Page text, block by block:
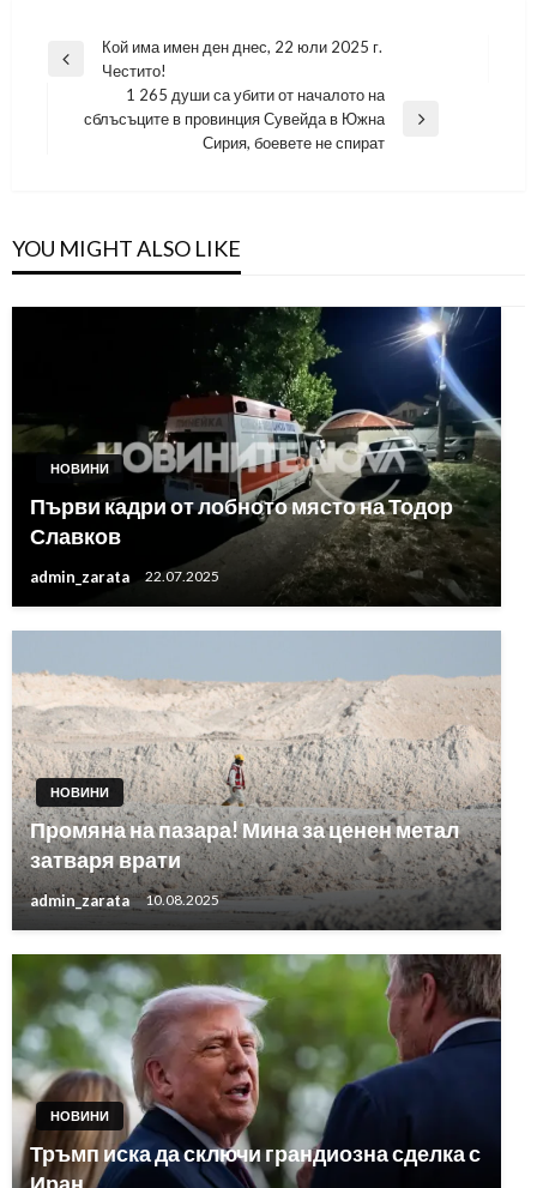
Навигация
Previous
Кой има имен ден днес, 22 юли 2025 г.
Честито!
Next
1 265 души са убити от началото на
сблъсъците в провинция Сувейда в Южна
Сирия, боевете не спират
YOU MIGHT ALSO LIKE
НОВИНИ
Първи кадри от лобното място на Тодор
Славков
admin_zarata 22.07.2025
НОВИНИ
Промяна на пазара! Мина за ценен метал
затваря врати
admin_zarata 10.08.2025
НОВИНИ
Тръмп иска да сключи грандиозна сделка с